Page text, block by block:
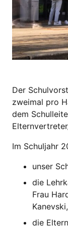
Der
zweimal pro
dem
Im Schuljahr
unser
die
Frau
die